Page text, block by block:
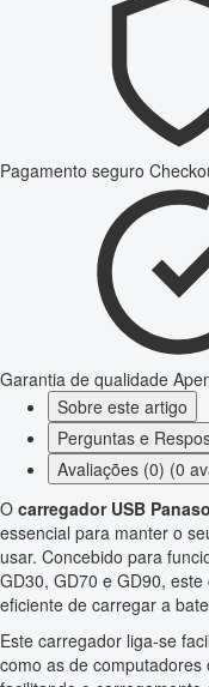
Pagamento seguro
Garantia de qualidade
Sobre este artigo
Perguntas e
Avaliações (0) (0
O carregador USB
essencial para manter o
usar. Concebido para
GD30, GD70 e GD90,
eficiente de carregar a
Este carregador liga-se
como as de